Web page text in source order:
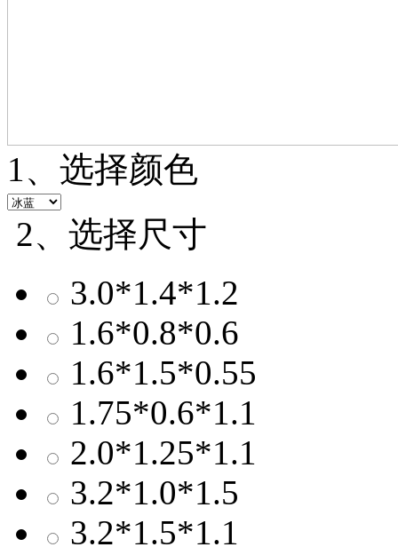
1、选择颜色
2、选择尺寸
3.0*1.4*1.2
1.6*0.8*0.6
1.6*1.5*0.55
1.75*0.6*1.1
2.0*1.25*1.1
3.2*1.0*1.5
3.2*1.5*1.1